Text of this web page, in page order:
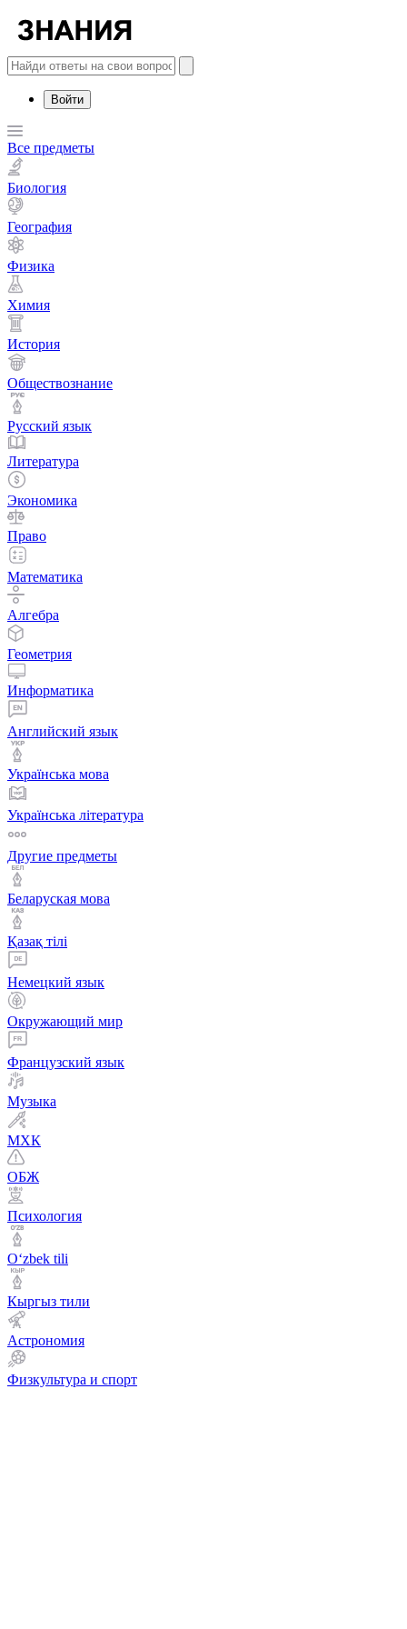
Войти
Все предметы
Биология
География
Физика
Химия
История
Обществознание
Русский язык
Литература
Экономика
Право
Математика
Алгебра
Геометрия
Информатика
Английский язык
Українська мова
Українська література
Другие предметы
Беларуская мова
Қазақ тiлi
Немецкий язык
Окружающий мир
Французский язык
Музыка
МХК
ОБЖ
Психология
Оʻzbek tili
Кыргыз тили
Астрономия
Физкультура и спорт